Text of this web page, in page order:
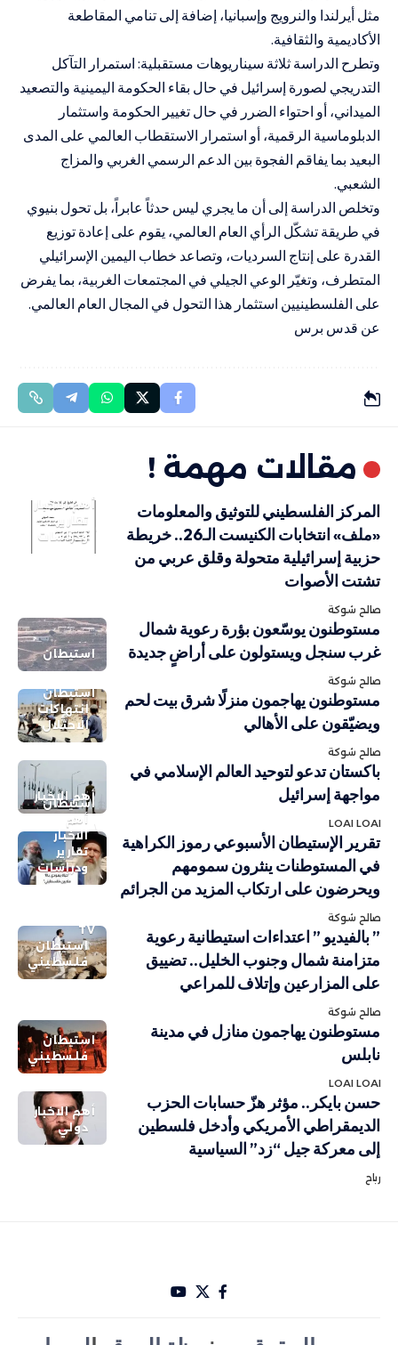
مثل أيرلندا والنرويج وإسبانيا، إضافة إلى تنامي المقاطعة
الأكاديمية والثقافية.
وتطرح الدراسة ثلاثة سيناريوهات مستقبلية: استمرار التآكل
التدريجي لصورة إسرائيل في حال بقاء الحكومة اليمينية والتصعيد
الميداني، أو احتواء الضرر في حال تغيير الحكومة واستثمار
الدبلوماسية الرقمية، أو استمرار الاستقطاب العالمي على المدى
البعيد بما يفاقم الفجوة بين الدعم الرسمي الغربي والمزاج
الشعبي.
وتخلص الدراسة إلى أن ما يجري ليس حدثاً عابراً، بل تحول بنيوي
في طريقة تشكّل الرأي العام العالمي، يقوم على إعادة توزيع
القدرة على إنتاج السرديات، وتصاعد خطاب اليمين الإسرائيلي
المتطرف، وتغيّر الوعي الجيلي في المجتمعات الغربية، بما يفرض
على الفلسطينيين استثمار هذا التحول في المجال العام العالمي.
عن قدس برس
مقالات مهمة !
أهم الاخبار
تقارير
ودراسات
المركز الفلسطيني للتوثيق والمعلومات
«ملف» انتخابات الكنيست الـ26.. خريطة
حزبية إسرائيلية متحولة وقلق عربي من
تشتت الأصوات
صالح شوكة
استيطان
مستوطنون يوسّعون بؤرة رعوية شمال
غرب سنجل ويستولون على أراضٍ جديدة
صالح شوكة
استيطان
انتهاكات
الاحتلال
مستوطنون يهاجمون منزلًا شرق بيت لحم
ويضيّقون على الأهالي
صالح شوكة
أهم الاخبار
باكستان تدعو لتوحيد العالم الإسلامي في
مواجهة إسرائيل
LOAI LOAI
استيطان
أهم
الاخبار
تقارير
ودراسات
تقرير الإستيطان الأسبوعي رموز الكراهية
في المستوطنات ينثرون سمومهم
ويحرضون على ارتكاب المزيد من الجرائم
صالح شوكة
TV
استيطان
فلسطيني
” بالفيديو ” اعتداءات استيطانية رعوية
متزامنة شمال وجنوب الخليل.. تضييق
على المزارعين وإتلاف للمراعي
صالح شوكة
استيطان
فلسطيني
مستوطنون يهاجمون منازل في مدينة
نابلس
LOAI LOAI
أهم الاخبار
دولي
حسن بايكر.. مؤثر هزّ حسابات الحزب
الديمقراطي الأمريكي وأدخل فلسطين
إلى معركة جيل “زد” السياسية
رباح